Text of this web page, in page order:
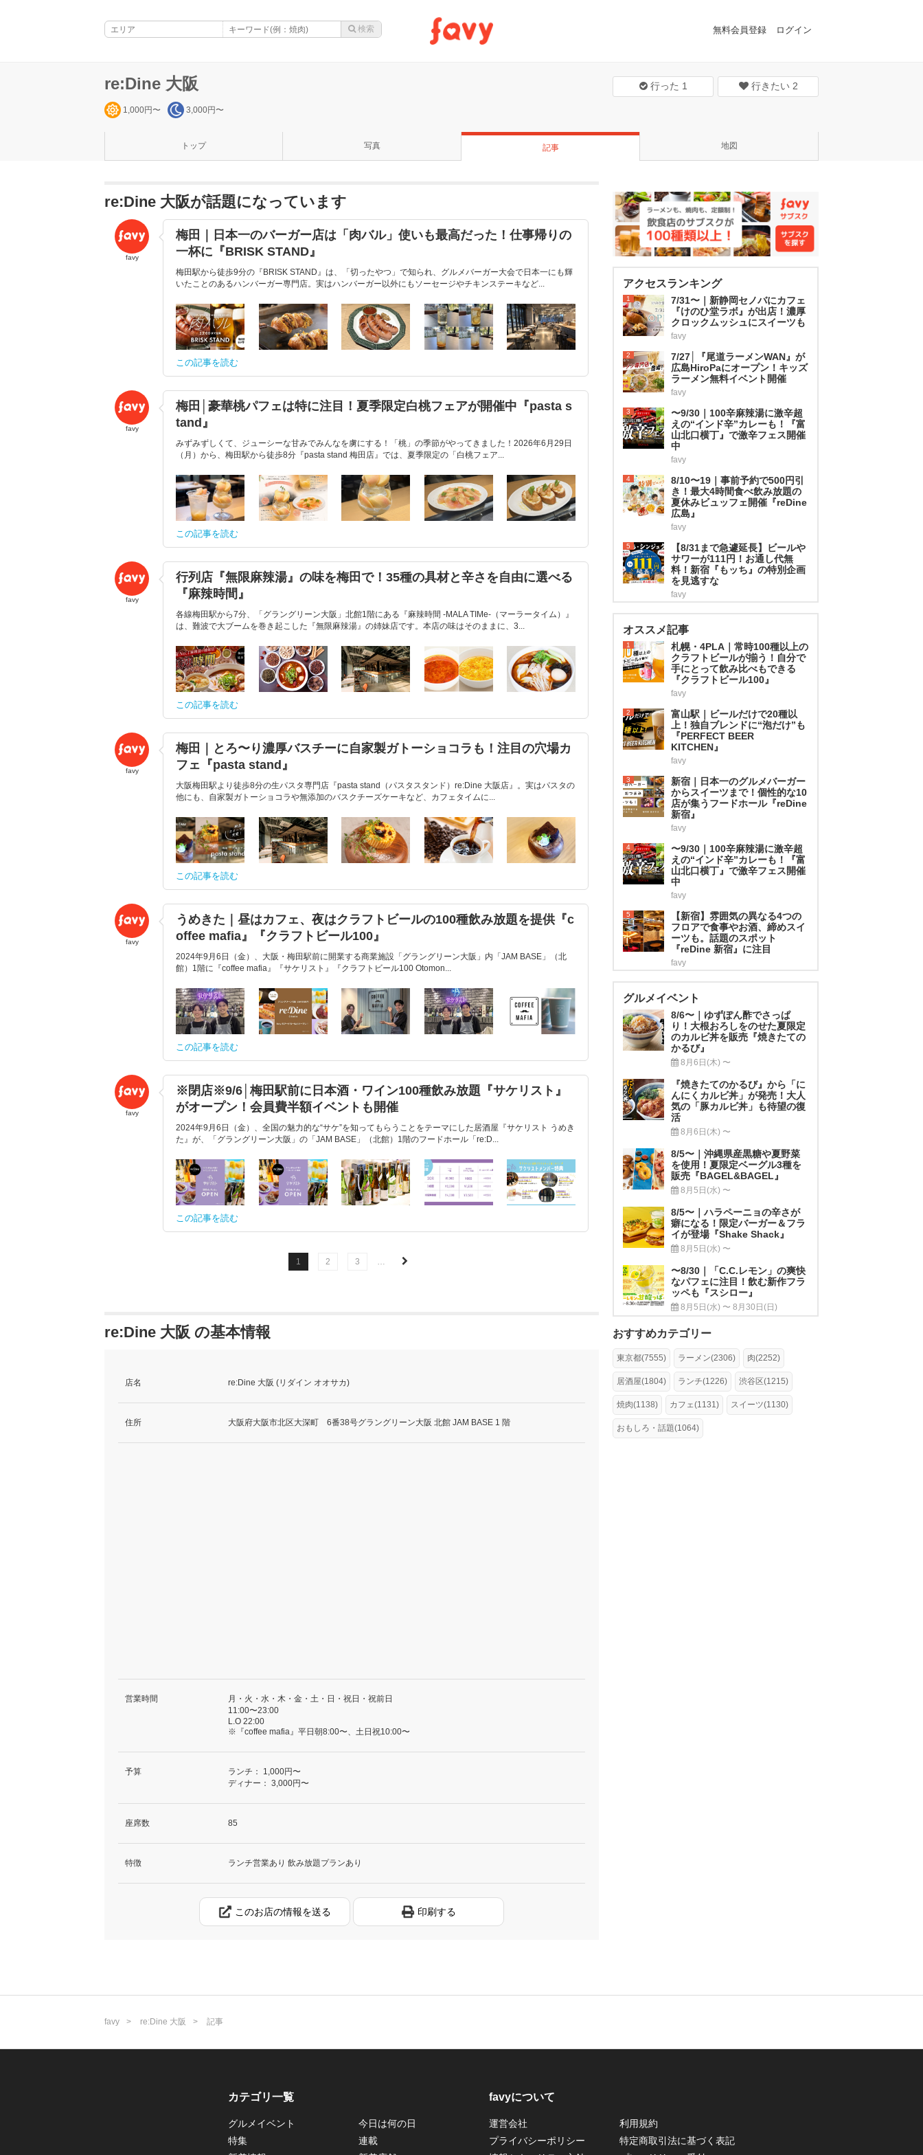
無料会員登録 ログイン
re:Dine 大阪
1,000円〜 3,000円〜
行った 1 行きたい 2
トップ 写真 記事 地図
re:Dine 大阪が話題になっています
favy
梅田｜日本一のバーガー店は「肉バル」使いも最高だった！仕事帰りの
一杯に『BRISK STAND』
梅田駅から徒歩9分の『BRISK STAND』は、「切ったやつ」で知られ、グルメバーガー大会で日本一にも輝
いたことのあるハンバーガー専門店。実はハンバーガー以外にもソーセージやチキンステーキなど...
この記事を読む
favy
梅田│豪華桃パフェは特に注目！夏季限定白桃フェアが開催中『pasta s
tand』
みずみずしくて、ジューシーな甘みでみんなを虜にする！「桃」の季節がやってきました！2026年6月29日
（月）から、梅田駅から徒歩8分『pasta stand 梅田店』では、夏季限定の「白桃フェア...
この記事を読む
favy
行列店『無限麻辣湯』の味を梅田で！35種の具材と辛さを自由に選べる
『麻辣時間』
各線梅田駅から7分、「グラングリーン大阪」北館1階にある『麻辣時間 -MALA TIMe-（マーラータイム）』
は、難波で大ブームを巻き起こした『無限麻辣湯』の姉妹店です。本店の味はそのままに、3...
この記事を読む
favy
梅田｜とろ〜り濃厚バスチーに自家製ガトーショコラも！注目の穴場カ
フェ『pasta stand』
大阪梅田駅より徒歩8分の生パスタ専門店『pasta stand（パスタスタンド）re:Dine 大阪店』。実はパスタの
他にも、自家製ガトーショコラや無添加のバスクチーズケーキなど、カフェタイムに...
この記事を読む
favy
うめきた｜昼はカフェ、夜はクラフトビールの100種飲み放題を提供『c
offee mafia』『クラフトビール100』
2024年9月6日（金）、大阪・梅田駅前に開業する商業施設「グラングリーン大阪」内「JAM BASE」（北
館）1階に『coffee mafia』『サケリスト』『クラフトビール100 Otomon...
この記事を読む
favy
※閉店※9/6│梅田駅前に日本酒・ワイン100種飲み放題『サケリスト』
がオープン！会員費半額イベントも開催
2024年9月6日（金）、全国の魅力的な“サケ”を知ってもらうことをテーマにした居酒屋『サケリスト うめき
た』が、「グラングリーン大阪」の「JAM BASE」（北館）1階のフードホール「re:D...
この記事を読む
1 2 3
re:Dine 大阪 の基本情報
店名 re:Dine 大阪 (リダイン オオサカ)
住所 大阪府大阪市北区大深町 6番38号グラングリーン大阪 北館 JAM BASE 1 階
営業時間
月・火・水・木・金・土・日・祝日・祝前日
11:00〜23:00
L.O 22:00
※『coffee mafia』平日朝8:00〜、土日祝10:00〜
予算 ランチ：
1,000円〜
ディナー： 3,000円〜
座席数 85
特徴 ランチ営業あり 飲み放題プランあり
このお店の情報を送る 印刷する
アクセスランキング
1
7/31〜｜新静岡セノバにカフェ
『けのひ堂ラボ』が出店！濃厚
クロックムッシュにスイーツも
favy
2
7/27│『尾道ラーメンWAN』が
広島HiroPaにオープン！キッズ
ラーメン無料イベント開催
favy
3
〜9/30｜100辛麻辣湯に激辛超
えの“インド辛”カレーも！『富
山北口横丁』で激辛フェス開催
中
favy
4
8/10〜19｜事前予約で500円引
き！最大4時間食べ飲み放題の
夏休みビュッフェ開催『reDine
広島』
favy
5
【8/31まで急遽延長】ビールや
サワーが111円！お通し代無
料！新宿『もッち』の特別企画
を見逃すな
favy
オススメ記事
1
札幌・4PLA｜常時100種以上の
クラフトビールが揃う！自分で
手にとって飲み比べもできる
『クラフトビール100』
favy
2
富山駅｜ビールだけで20種以
上！独自ブレンドに“泡だけ”も
『PERFECT BEER
KITCHEN』
favy
3
新宿｜日本一のグルメバーガー
からスイーツまで！個性的な10
店が集うフードホール『reDine
新宿』
favy
4
〜9/30｜100辛麻辣湯に激辛超
えの“インド辛”カレーも！『富
山北口横丁』で激辛フェス開催
中
favy
5
【新宿】雰囲気の異なる4つの
フロアで食事やお酒、締めスイ
ーツも。話題のスポット
『reDine 新宿』に注目
favy
グルメイベント
8/6〜｜ゆずぽん酢でさっぱ
り！大根おろしをのせた夏限定
のカルビ丼を販売『焼きたての
かるび』
8月6日(木) 〜
『焼きたてのかるび』から「に
んにくカルビ丼」が発売！大人
気の「豚カルビ丼」も待望の復
活
8月6日(木) 〜
8/5〜｜沖縄県産黒糖や夏野菜
を使用！夏限定ベーグル3種を
販売『BAGEL&BAGEL』
8月5日(水) 〜
8/5〜｜ハラペーニョの辛さが
癖になる！限定バーガー＆フラ
イが登場『Shake Shack』
8月5日(水) 〜
〜8/30｜「C.C.レモン」の爽快
なパフェに注目！飲む新作フラ
ッペも『スシロー』
8月5日(水) 〜 8月30日(日)
おすすめカテゴリー
東京都(7555) ラーメン(2306) 肉(2252)
居酒屋(1804) ランチ(1226) 渋谷区(1215)
焼肉(1138) カフェ(1131) スイーツ(1130)
おもしろ・話題(1064)
favy re:Dine 大阪 記事
カテゴリ一覧
グルメイベント
今日は何の日
特集
連載
favyについて
運営会社
利用規約
プライバシーポリシー
特定商取引法に基づく表記